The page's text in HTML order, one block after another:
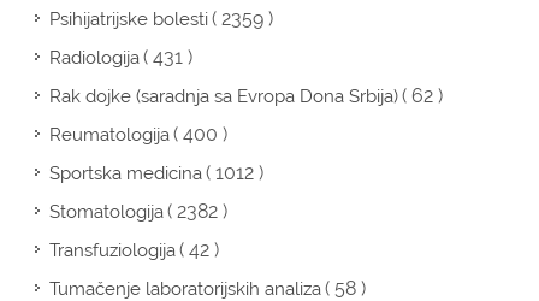
Psihijatrijske bolesti( 2359 )
Radiologija( 431 )
Rak dojke (saradnja sa Evropa Dona Srbija)( 62 )
Reumatologija( 400 )
Sportska medicina( 1012 )
Stomatologija( 2382 )
Transfuziologija( 42 )
Tumačenje laboratorijskih analiza( 58 )